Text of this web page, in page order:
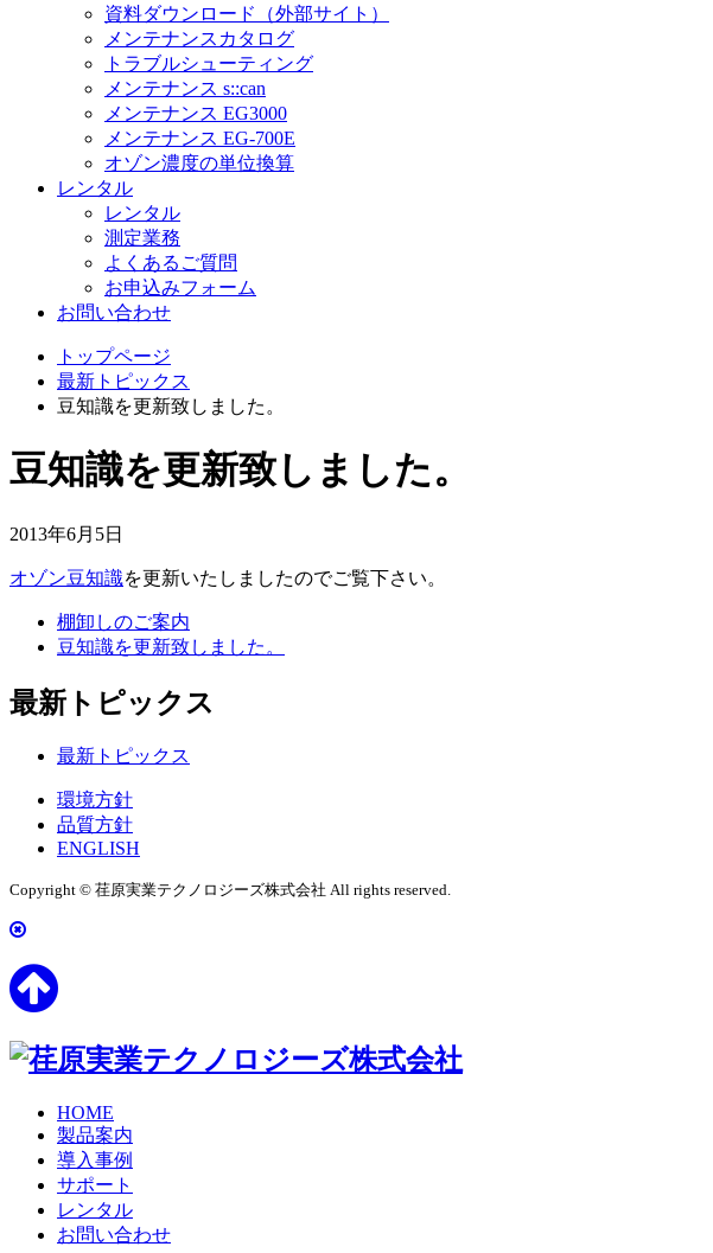
資料ダウンロード（外部サイト）
メンテナンスカタログ
トラブルシューティング
メンテナンス s::can
メンテナンス EG3000
メンテナンス EG-700E
オゾン濃度の単位換算
レンタル
レンタル
測定業務
よくあるご質問
お申込みフォーム
お問い合わせ
トップページ
最新トピックス
豆知識を更新致しました。
豆知識を更新致しました。
2013年6月5日
オゾン豆知識を更新いたしましたのでご覧下さい。
棚卸しのご案内
豆知識を更新致しました。
最新トピックス
最新トピックス
環境方針
品質方針
ENGLISH
Copyright © 荏原実業テクノロジーズ株式会社 All rights reserved.
HOME
製品案内
導入事例
サポート
レンタル
お問い合わせ